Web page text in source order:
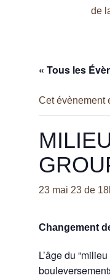
de
« Tous les
Cet évènement
23 mai 23 de
Changement
L’âge du